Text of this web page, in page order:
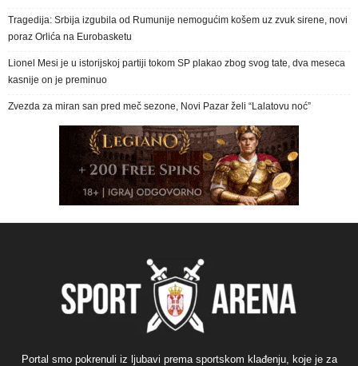
Tragedija: Srbija izgubila od Rumunije nemogućim košem uz zvuk sirene, novi
poraz Orlića na Eurobasketu
Lionel Mesi je u istorijskoj partiji tokom SP plakao zbog svog tate, dva meseca
kasnije on je preminuo
Zvezda za miran san pred meč sezone, Novi Pazar želi “Lalatovu noć”
Portal smo pokrenuli iz ljubavi prema sportskom klađenju, koje je za